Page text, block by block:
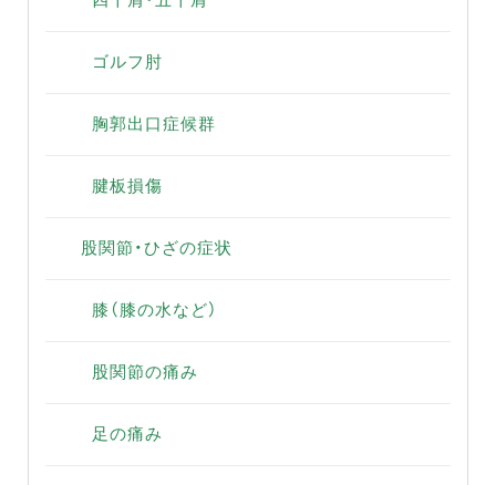
ゴルフ肘
胸郭出口症候群
腱板損傷
股関節・ひざの症状
膝（膝の水など）
股関節の痛み
足の痛み